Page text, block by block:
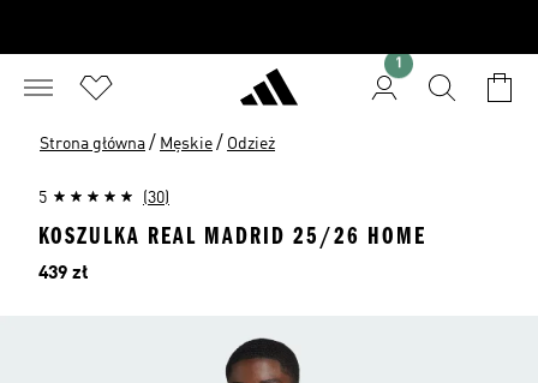
1
Strona główna / Męskie / Odzież
5 (30)
KOSZULKA REAL MADRID 25/26 HOME
Cena
439 zł